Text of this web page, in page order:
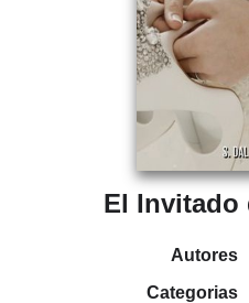
El Invitado
Autores
Categorias